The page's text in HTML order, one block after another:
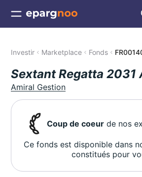
Investir Marketplace Fonds
Sextant Regatta 2031
Amiral Gestion
Coup de coeur de nos
Ce fonds est disponible dans
constitués pour